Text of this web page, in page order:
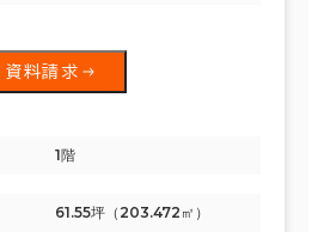
資料請求
1階
61.55坪（203.472㎡）